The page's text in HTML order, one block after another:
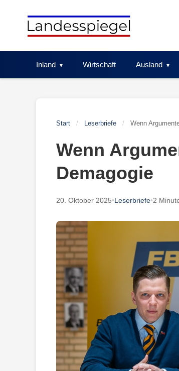
Inland Wirtschaft Ausland
Start / Leserbriefe / Wenn
Wenn
Demagogie
20. Oktober 2025•Leserbriefe•2